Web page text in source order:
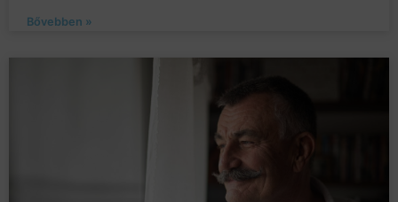
Bővebben »